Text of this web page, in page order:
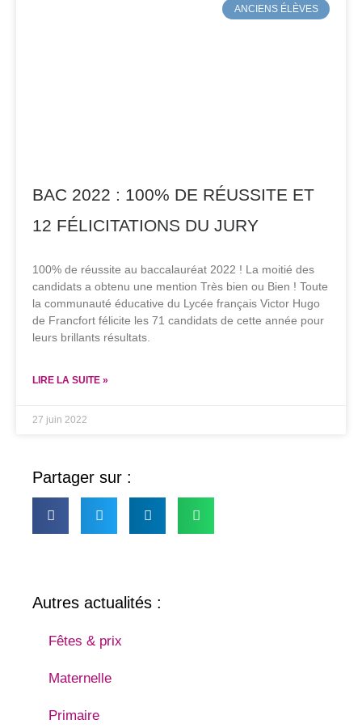
ANCIENS ÉLÈVES
BAC 2022 : 100% DE RÉUSSITE ET
12 FÉLICITATIONS DU JURY
100% de réussite au baccalauréat 2022 ! La moitié des
candidats a obtenu une mention Très bien ou Bien ! Toute
la communauté éducative du Lycée français Victor Hugo
de Francfort félicite les 71 candidats de cette année pour
leurs brillants résultats.
LIRE LA SUITE »
27 juin 2022
Partager sur :
Autres actualités :
Fêtes & prix
Maternelle
Primaire